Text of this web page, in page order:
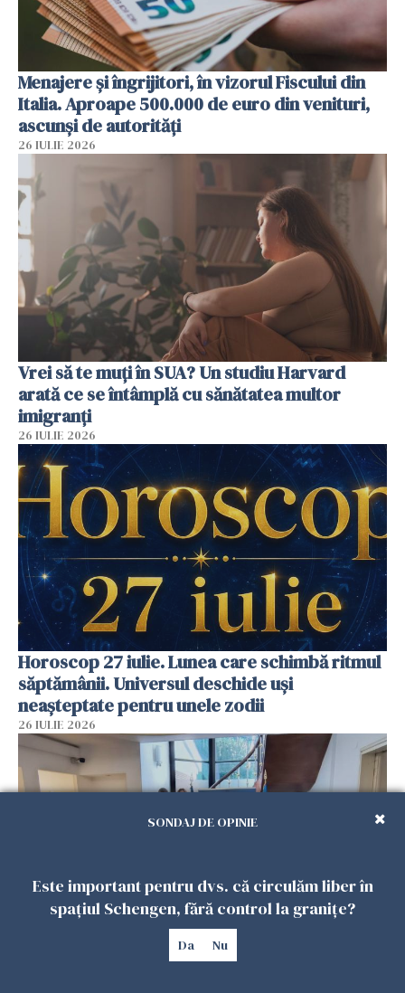
Menajere și îngrijitori, în vizorul Fiscului din
Italia. Aproape 500.000 de euro din venituri,
ascunși de autorități
26 IULIE 2026
Vrei să te muți în SUA? Un studiu Harvard
arată ce se întâmplă cu sănătatea multor
imigranți
26 IULIE 2026
Horoscop 27 iulie. Lunea care schimbă ritmul
săptămânii. Universul deschide uși
neașteptate pentru unele zodii
26 IULIE 2026
Accidente, spitalizare sau alte urgențe?
SONDAJ DE OPINIE
Este important pentru dvs. că circulăm liber în
spațiul Schengen, fără control la granițe?
Da Nu